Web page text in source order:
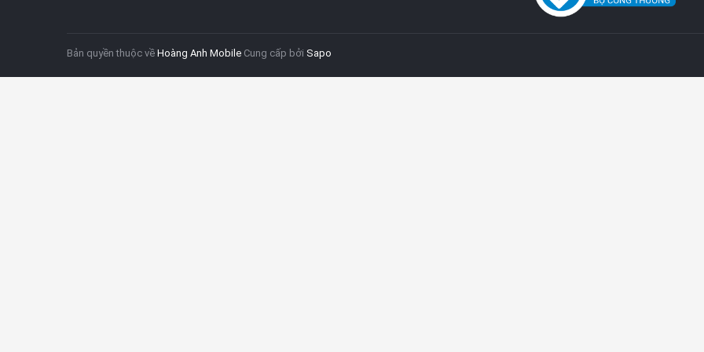
Bản quyền thuộc về Hoàng Anh Mobile Cung cấp bởi Sapo